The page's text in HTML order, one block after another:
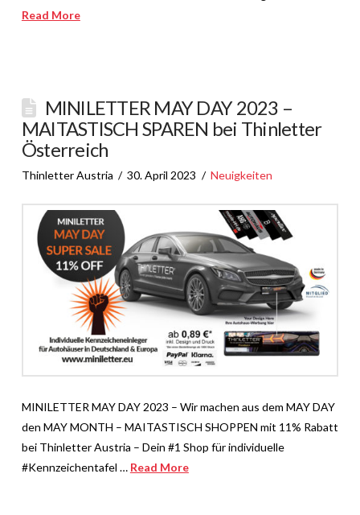
Read More
MINILETTER MAY DAY 2023 –
MAITASTISCH SPAREN bei Thinletter
Österreich
Thinletter Austria 30. April 2023 Neuigkeiten
MINILETTER MAY DAY 2023 – Wir machen aus dem MAY DAY
den MAY MONTH – MAITASTISCH SHOPPEN mit 11% Rabatt
bei Thinletter Austria – Dein #1 Shop für individuelle
#Kennzeichentafel … Read More